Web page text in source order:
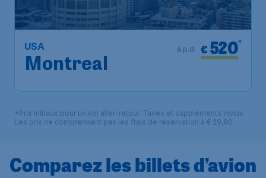
USA
Montreal
€ 520*
à.p.d.
*Prix initiaux pour un vol aller-retour. Taxes et suppléments inclus.
Les prix ne comprennent pas les frais de réservation à € 29,90.
Comparez les billets d’avion